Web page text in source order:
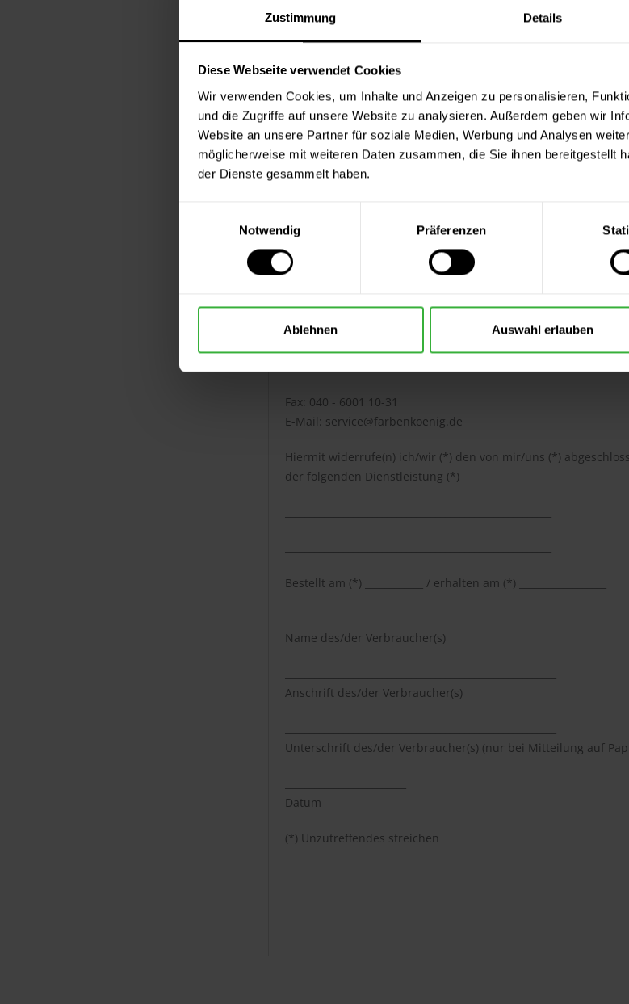
Zustimmung Details
Diese Webseite verwendet Cookies
Wir verwenden Cookies, um Inhalte und Anzeigen zu personalisieren,
und die Zugriffe auf unsere Website zu analysieren. Außerdem geben wir
Website an unsere Partner für soziale Medien, Werbung und Analysen
möglicherweise mit weiteren Daten zusammen, die Sie ihnen bereitgestellt
der Dienste gesammelt haben.
Notwendig
Präferenzen
Ablehnen Auswahl erlauben
Allgemeine Hinweise
1) Bitte vermeiden Sie Beschädigungen und
sämtlichem Zubehör und mit allen Verpackungsbestandteilen
Wenn Sie die Originalverpackung nicht mehr besitzen,
Schutz vor Transportschäden.
2) Senden Sie die Ware bitte nicht unfrei an uns zurück.
3) Bitte beachten Sie, dass die vorgenannten Ziffern 1-2
Wenn Sie den Vertrag widerrufen wollen, dann füllen Sie bitte
An
Ihr Farbraum Metzler & Block GmbH
Saseler Chaussee 162
Fax: 040 - 6001 10-31
E-Mail: service@farbenkoenig.de
Hiermit widerrufe(n) ich/wir (*) den von mir/uns (*)
der folgenden Dienstleistung (*)
Bestellt am (*) ____________ / erhalten am (*) __________________
Name des/der Verbraucher(s)
Anschrift des/der Verbraucher(s)
Unterschrift des/der Verbraucher(s) (nur bei Mitteilung auf
Datum
(*) Unzutreffendes streichen